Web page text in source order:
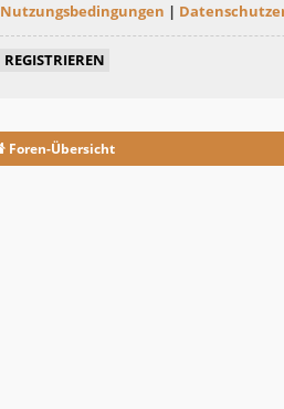
Nutzungsbedingungen |
REGISTRIEREN
Foren-Übersicht